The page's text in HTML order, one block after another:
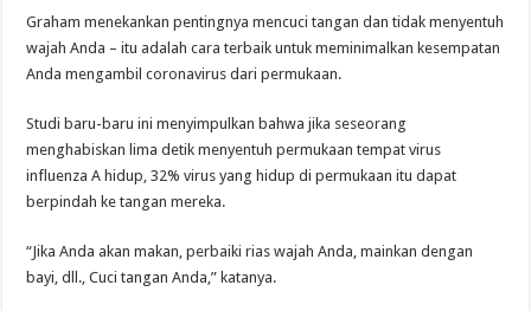
Graham menekankan pentingnya mencuci tangan dan tidak menyentuh
wajah Anda – itu adalah cara terbaik untuk meminimalkan kesempatan
Anda mengambil coronavirus dari permukaan.
Studi baru-baru ini menyimpulkan bahwa jika seseorang
menghabiskan lima detik menyentuh permukaan tempat virus
influenza A hidup, 32% virus yang hidup di permukaan itu dapat
berpindah ke tangan mereka.
“Jika Anda akan makan, perbaiki rias wajah Anda, mainkan dengan
bayi, dll., Cuci tangan Anda,” katanya.